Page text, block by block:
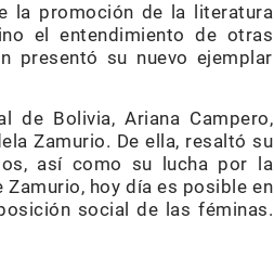
la promoción de la literatura
el entendimiento de otras
presentó su nuevo ejemplar
de Bolivia, Ariana Campero,
Zamurio. De ella, resaltó su
así como su lucha por la
Zamurio, hoy día es posible en
social de las féminas.